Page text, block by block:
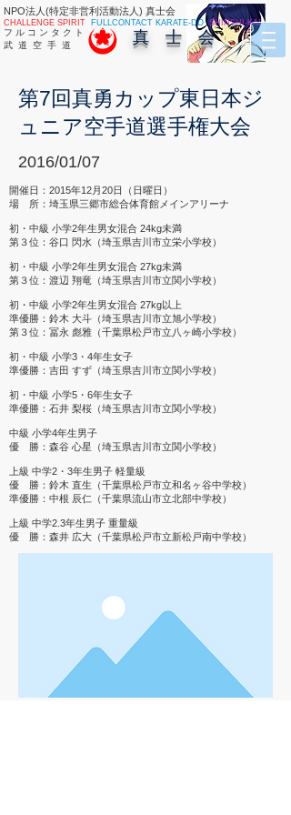
真 士 会
CHALLENGE SPIRIT FULLCONTACT KARATE-DO SHINSHI-KAI
フ ル コ ン タ ク ト
武 道 空 手 道
NPO法人(特定非営利活動法人) 真士会
第7回真勇カップ東日本ジ
ュニア空手道選手権大会
2016/01/07
開催日：2015年12月20日（日曜日）
場 所：埼玉県三郷市総合体育館メインアリーナ
初・中級 小学2年生男女混合 24kg未満
第３位：谷口 閃水（埼玉県吉川市立栄小学校）
初・中級 小学2年生男女混合 27kg未満
第３位：渡辺 翔竜（埼玉県吉川市立関小学校）
初・中級 小学2年生男女混合 27kg以上
準優勝：鈴木 大斗（埼玉県吉川市立旭小学校）
第３位：冨永 彪雅（千葉県松戸市立八ヶ崎小学校）
初・中級 小学3・4年生女子
準優勝：吉田 すず（埼玉県吉川市立関小学校）
初・中級 小学5・6年生女子
準優勝：石井 梨桜（埼玉県吉川市立関小学校）
中級 小学4年生男子
優 勝：森谷 心星（埼玉県吉川市立関小学校）
上級 中学2・3年生男子 軽量級
優 勝：鈴木 直生（千葉県松戸市立和名ヶ谷中学校）
準優勝：中根 辰仁（千葉県流山市立北部中学校）
上級 中学2.3年生男子 重量級
優 勝：森井 広大（千葉県松戸市立新松戸南中学校）